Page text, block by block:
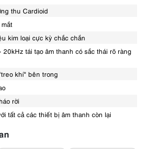
thu Cardioid
kim loại cực kỳ chắc chắn
tái tạo âm thanh có sắc thái rõ ràng
khí" bên trong
rời
tất cả các thiết bị âm thanh còn lại